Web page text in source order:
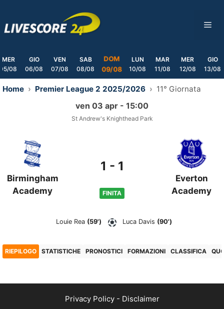
content
MER
05/08
GIO
06/08
VEN
07/08
SAB
08/08
DOM
09/08
LUN
10/08
MAR
11/08
MER
12/08
GIO
13/08
Home Premier League 2 2025/2026 11° Giornata
ven 03 apr - 15:00
St Andrew's Knighthead Park
Birmingham
Academy
1 - 1
FINITA
Everton
Academy
Louie Rea (59') Luca Davis (90')
RIEPILOGO STATISTICHE PRONOSTICI FORMAZIONI CLASSIFICA
Privacy Policy- Disclaimer